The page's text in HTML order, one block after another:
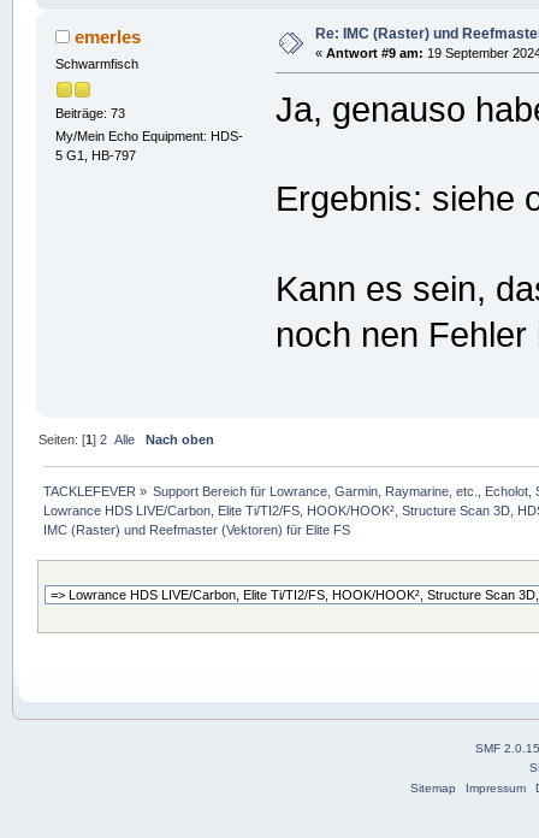
emerles
Schwarmfisch
Beiträge: 73
My/Mein Echo Equipment: HDS-
5 G1, HB-797
Re: IMC (Raster) und
« Antwort #9 am: 19 September
Ja, genauso
Ergebnis: siehe
Kann es sein,
noch nen
Seiten: [1]2 Alle Nach oben
TACKLEFEVER » Support Bereich für Lowrance, Garmin, Raymarine, etc.,
Lowrance HDS LIVE/Carbon, Elite Ti/TI2/FS, HOOK/HOOK², Structure Scan 3D,
IMC (Raster) und Reefmaster (Vektoren) für Elite FS
SMF 2.0.15
Sitemap
Impressum